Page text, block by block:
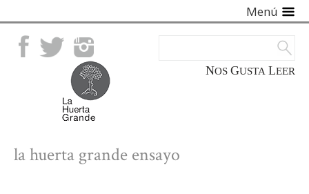
Facebook TwitterInstagram
NOS GUSTA LEER
Menú
la huerta grande ensayo